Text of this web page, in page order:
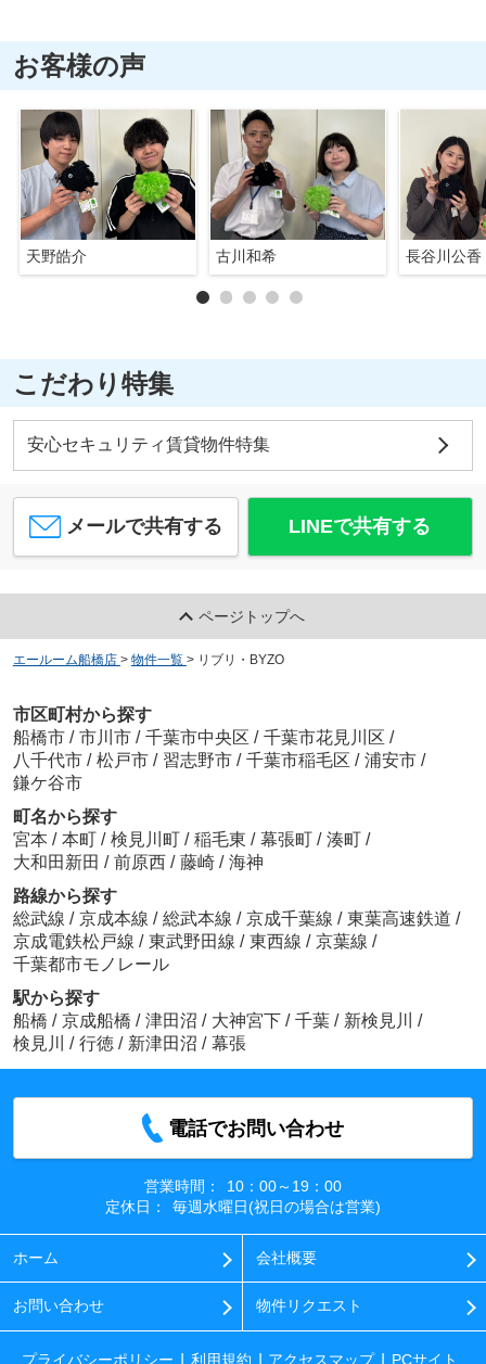
お客様の声
天野皓介 古川和希 長谷川公香
こだわり特集
安心セキュリティ賃貸物件特集
メールで共有する LINEで共有する
ページトップへ
エールーム船橋店 > 物件一覧 > リブリ・BYZO
市区町村から探す
船橋市 / 市川市 / 千葉市中央区 / 千葉市花見川区 /
八千代市 / 松戸市 / 習志野市 / 千葉市稲毛区 / 浦安市 /
鎌ケ谷市
町名から探す
宮本 / 本町 / 検見川町 / 稲毛東 / 幕張町 / 湊町 /
大和田新田 / 前原西 / 藤崎 / 海神
路線から探す
総武線 / 京成本線 / 総武本線 / 京成千葉線 / 東葉高速鉄道 /
京成電鉄松戸線 / 東武野田線 / 東西線 / 京葉線 /
千葉都市モノレール
駅から探す
船橋 / 京成船橋 / 津田沼 / 大神宮下 / 千葉 / 新検見川
/
検見川
/ 行徳 / 新津田沼 / 幕張
電話でお問い合わせ
営業時間：
10：00～19：00
定休日：
毎週水曜日(祝日の場合は営業)
ホーム 会社概要
お問い合わせ 物件リクエスト
プライバシーポリシー 利用規約 アクセスマップ PCサイト